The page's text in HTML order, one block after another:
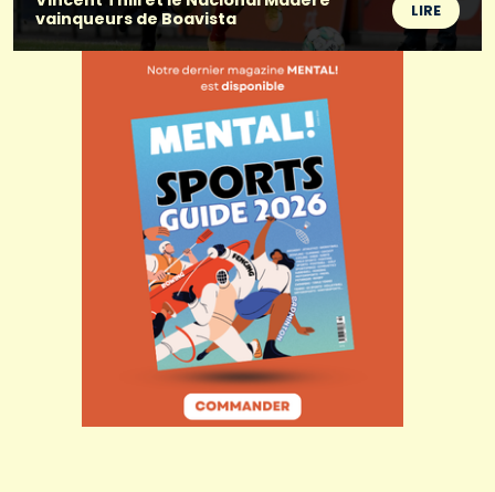
vainqueurs de Boavista
LIRE